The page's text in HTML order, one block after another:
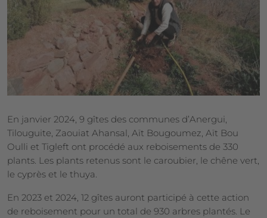
En janvier 2024, 9 gîtes des communes d’Anergui,
Tilouguite, Zaouiat Ahansal, Aït Bougoumez, Aït Bou
Oulli et Tigleft ont procédé aux reboisements de 330
plants. Les plants retenus sont le caroubier, le chêne vert,
le cyprès et le thuya.
En 2023 et 2024, 12 gîtes auront participé à cette action
de reboisement pour un total de 930 arbres plantés. Le